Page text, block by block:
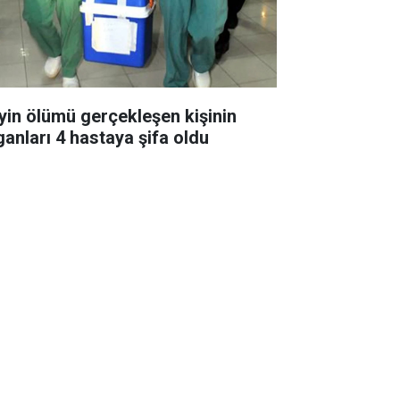
ölümü gerçekleşen kişinin
4 hastaya şifa oldu